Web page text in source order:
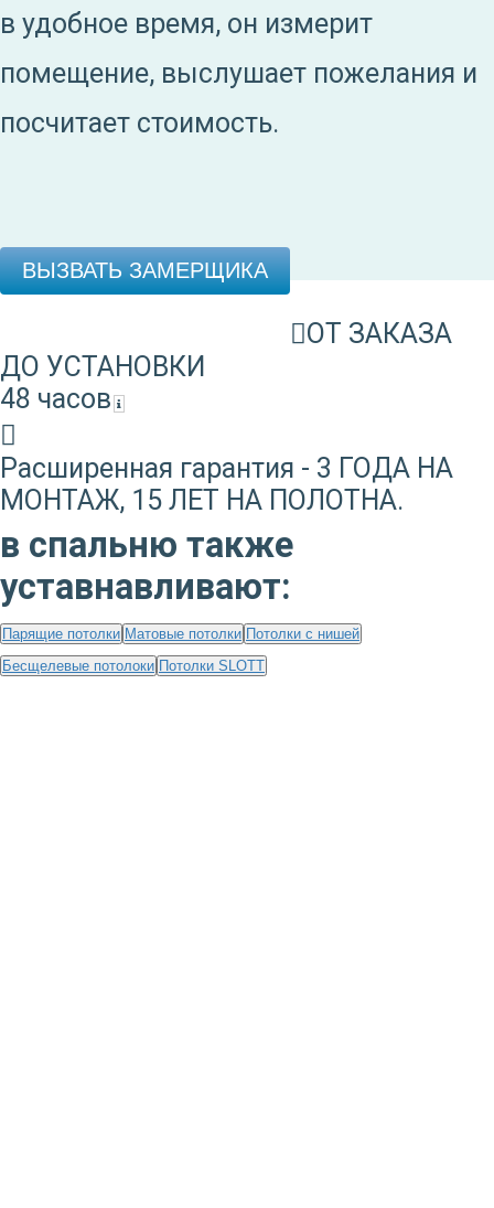
в удобное время, он измерит
помещение, выслушает пожелания и
посчитает стоимость.
ВЫЗВАТЬ ЗАМЕРЩИКА
ОТ ЗАКАЗА
ДО УСТАНОВКИ
48 часов
Расширенная гарантия - 3 ГОДА НА
МОНТАЖ, 15 ЛЕТ НА ПОЛОТНА.
в спальню также
уставнавливают:
Парящие потолки Матовые потолки Потолки с нишей
Бесщелевые потолоки Потолки SLOTT